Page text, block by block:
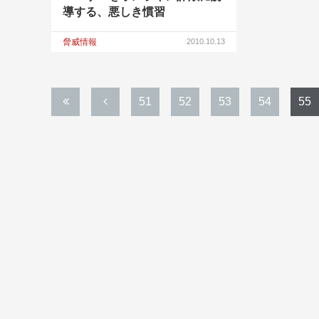
導する、悪しき慣習
脅威情報 2010.10.13
51 52 53 54 55